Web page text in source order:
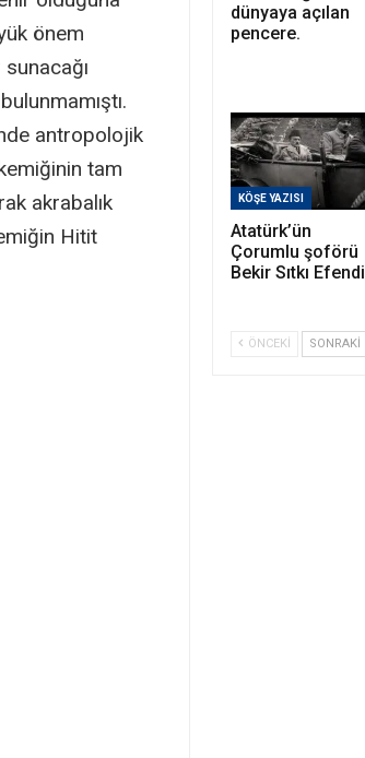
önem
antropolojik
tam
akrabalık
Hitit
dünyaya açılan
pencere.
KÖŞE YAZISI
Atatürk’ün
Çorumlu şoförü
Bekir Sıtkı Efendi
ÖNCEKI SONRAKI